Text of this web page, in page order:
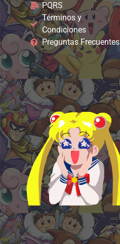
PQRS
Términos y
Condiciones
Preguntas Frecuentes